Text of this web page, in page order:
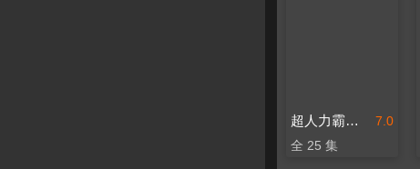
7.0
超人力霸王特利卡(中文版)
全 25 集